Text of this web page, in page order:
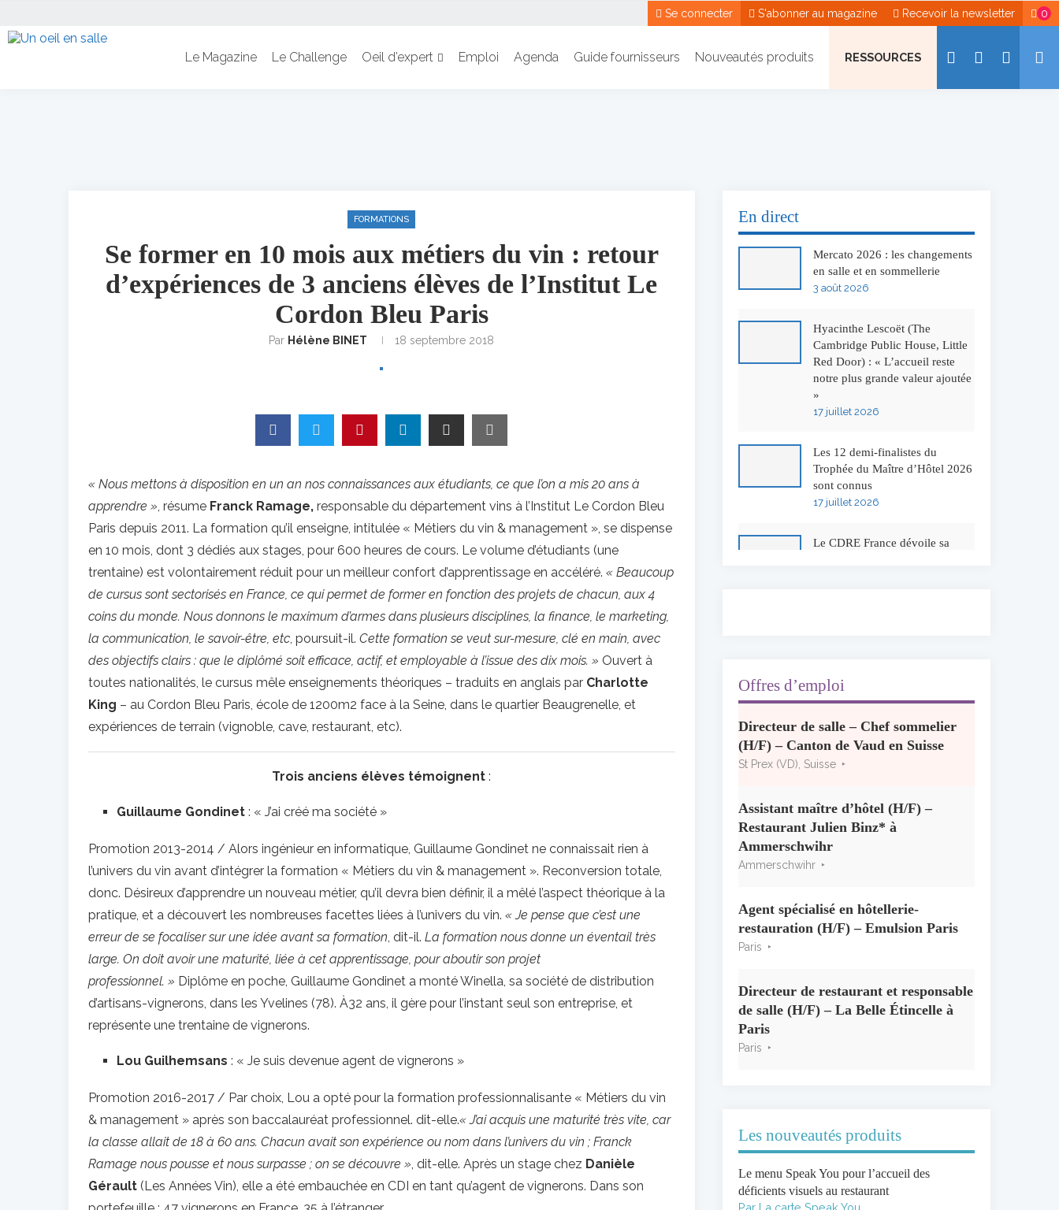
0
Recevoir la newsletter
S'abonner au magazine
Se connecter
Le Magazine Le Challenge Oeil d’expert Emploi Agenda Guide fournisseurs Nouveautés produits RESSOURCES
FORMATIONS
Se former en 10 mois aux métiers du vin : retour
d’expériences de 3 anciens élèves de l’Institut Le
Cordon Bleu Paris
Par Hélène BINET 18 septembre 2018
« Nous mettons à disposition en un an nos connaissances aux étudiants, ce que l’on a mis 20 ans à
apprendre », résume Franck Ramage, responsable du département vins à l’Institut Le Cordon Bleu
Paris depuis 2011. La formation qu’il enseigne, intitulée « Métiers du vin & management », se dispense
en 10 mois, dont 3 dédiés aux stages, pour 600 heures de cours. Le volume d’étudiants (une
trentaine) est volontairement réduit pour un meilleur confort d’apprentissage en accéléré. « Beaucoup
de cursus sont sectorisés en France, ce qui permet de former en fonction des projets de chacun, aux 4
coins du monde. Nous donnons le maximum d’armes dans plusieurs disciplines, la finance, le marketing,
la communication, le savoir-être, etc, poursuit-il. Cette formation se veut sur-mesure, clé en main, avec
des objectifs clairs : que le diplômé soit efficace, actif, et employable à l’issue des dix mois. » Ouvert à
toutes nationalités, le cursus mêle enseignements théoriques – traduits en anglais par Charlotte
King – au Cordon Bleu Paris, école de 1200m2 face à la Seine, dans le quartier Beaugrenelle, et
expériences de terrain (vignoble, cave, restaurant, etc).
Trois anciens élèves témoignent :
Guillaume Gondinet : « J’ai créé ma société »
Promotion 2013-2014 / Alors ingénieur en informatique, Guillaume Gondinet ne connaissait rien à
l’univers du vin avant d’intégrer la formation « Métiers du vin & management ». Reconversion totale,
donc. Désireux d’apprendre un nouveau métier, qu’il devra bien définir, il a mêlé l’aspect théorique à la
pratique, et a découvert les nombreuses facettes liées à l’univers du vin. « Je pense que c’est une
erreur de se focaliser sur une idée avant sa formation, dit-il. La formation nous donne un éventail très
large. On doit avoir une maturité, liée à cet apprentissage, pour aboutir son projet
professionnel. » Diplôme en poche, Guillaume Gondinet a monté Winella, sa société de distribution
d’artisans-vignerons, dans les Yvelines (78). À32 ans, il gère pour l’instant seul son entreprise, et
représente une trentaine de vignerons.
Lou Guilhemsans : « Je suis devenue agent de vignerons »
Promotion 2016-2017 / Par choix, Lou a opté pour la formation professionnalisante « Métiers du vin
& management » après son baccalauréat professionnel. dit-elle.« J’ai acquis une maturité très vite, car
la classe allait de 18 à 60 ans. Chacun avait son expérience ou nom dans l’univers du vin ; Franck
Ramage nous pousse et nous surpasse ; on se découvre », dit-elle. Après un stage chez Danièle
Gérault (Les Années Vin), elle a été embauchée en CDI en tant qu’agent de vignerons. Dans son
En direct
Mercato 2026 : les changements
en salle et en sommellerie
3 août 2026
Hyacinthe Lescoët (The
Cambridge Public House, Little
Red Door) : « L’accueil reste
notre plus grande valeur ajoutée
»
17 juillet 2026
Les 12 demi-finalistes du
Trophée du Maître d’Hôtel 2026
sont connus
17 juillet 2026
Le CDRE France dévoile sa
Concours général des métiers
« CSR » 2026 : le palmarès
officiel
10 juillet 2026
la Bourgogne
7 juillet 2026
Georges Blanc
3 juillet 2026
Offres d’emploi
Directeur de salle – Chef sommelier
(H/F) – Canton de Vaud en Suisse
St Prex (VD), Suisse
Assistant maître d’hôtel (H/F) –
Restaurant Julien Binz* à
Ammerschwihr
Ammerschwihr
Agent spécialisé en hôtellerie-
restauration (H/F) – Emulsion Paris
Paris
Directeur de restaurant et responsable
de salle (H/F) – La Belle Étincelle à
Paris
Paris
Les nouveautés produits
Le menu Speak You pour l’accueil des
déficients visuels au restaurant
Par La carte Speak You